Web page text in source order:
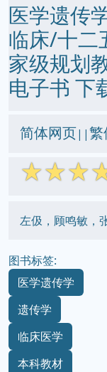
医学遗传
临床/十二
家级规划
电子书 下
简体网页||繁
☆☆☆
左伋，顾鸣敏，
图书标签:
医学遗传学
遗传学
临床医学
本科教材